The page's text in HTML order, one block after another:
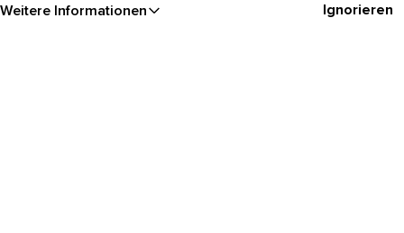
Weitere Informationen Ignorieren